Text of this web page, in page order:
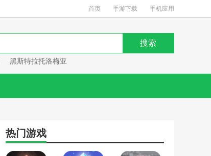
首页 手游下载 手机应用
黑斯特拉托洛梅亚
热门游戏